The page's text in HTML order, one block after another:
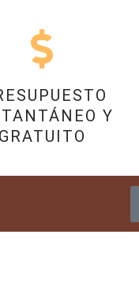
Y
GRATUITO